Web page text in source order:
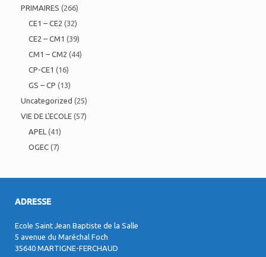
PRIMAIRES (266)
CE1 – CE2 (32)
CE2 – CM1 (39)
CM1 – CM2 (44)
CP-CE1 (16)
GS – CP (13)
Uncategorized (25)
VIE DE L'ECOLE (57)
APEL (41)
OGEC (7)
ADRESSE
Ecole Saint Jean Baptiste de la Salle
5 avenue du Maréchal Foch
35640 MARTIGNE-FERCHAUD